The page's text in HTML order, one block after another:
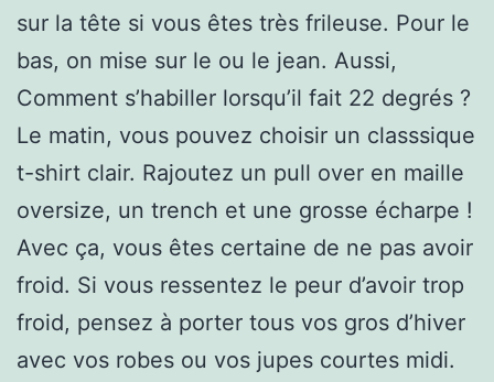
sur la tête si vous êtes très frileuse. Pour le
bas, on mise sur le ou le jean. Aussi,
Comment s’habiller lorsqu’il fait 22 degrés ?
Le matin, vous pouvez choisir un classsique
t-shirt clair. Rajoutez un pull over en maille
oversize, un trench et une grosse écharpe !
Avec ça, vous êtes certaine de ne pas avoir
froid. Si vous ressentez le peur d’avoir trop
froid, pensez à porter tous vos gros d’hiver
avec vos robes ou vos jupes courtes midi.